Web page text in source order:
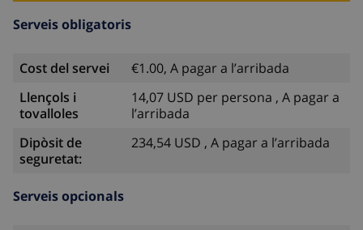
Serveis obligatoris
Cost del servei
€1.00, A pagar a l’arribada
Llençols i
tovalloles
14,07 USD per persona , A pagar a
l’arribada
Dipòsit de
seguretat:
234,54 USD , A pagar a l’arribada
Serveis opcionals